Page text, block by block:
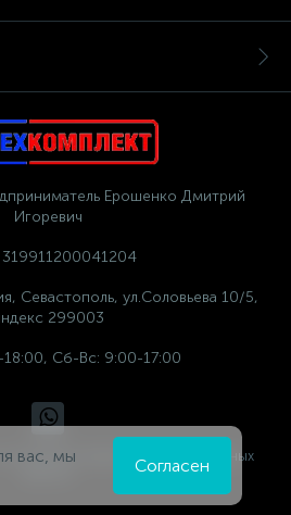
Ерошенко Дмитрий
Игоревич
Севастополь, ул.Соловьева 10/5,
299003
Сб-Вс: 9:00-17:00
обработки персональных
вас, мы
Согласен